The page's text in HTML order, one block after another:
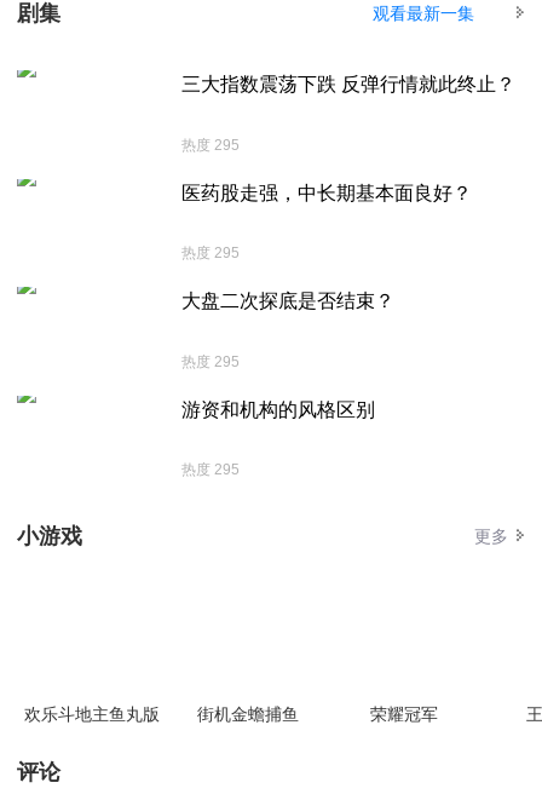
剧集 观看最新一集
三大指数震荡下跌 反弹行情就此终止？
热度 295
医药股走强，中长期基本面良好？
热度 295
大盘二次探底是否结束？
热度 295
游资和机构的风格区别
热度 295
小游戏 更多
欢乐斗地主鱼丸版 街机金蟾捕鱼 荣耀冠军
评论